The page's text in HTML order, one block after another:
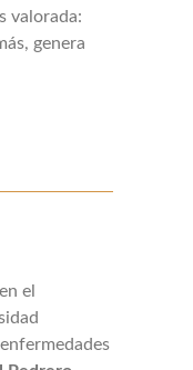
valorada:
genera
el